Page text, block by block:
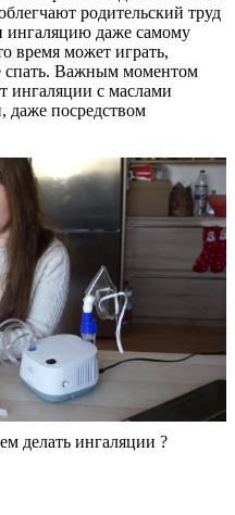
родительский труд
даже самому
время может играть,
спать. Важным моментом
ингаляции с маслами
даже посредством
делать ингаляции ?